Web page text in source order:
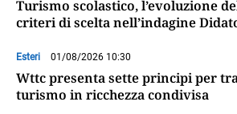
Turismo scolastico, l’evoluzione
criteri di scelta nell’indagine
Esteri 01/08/2026 10:30
Wttc presenta sette principi per
turismo in ricchezza condivisa